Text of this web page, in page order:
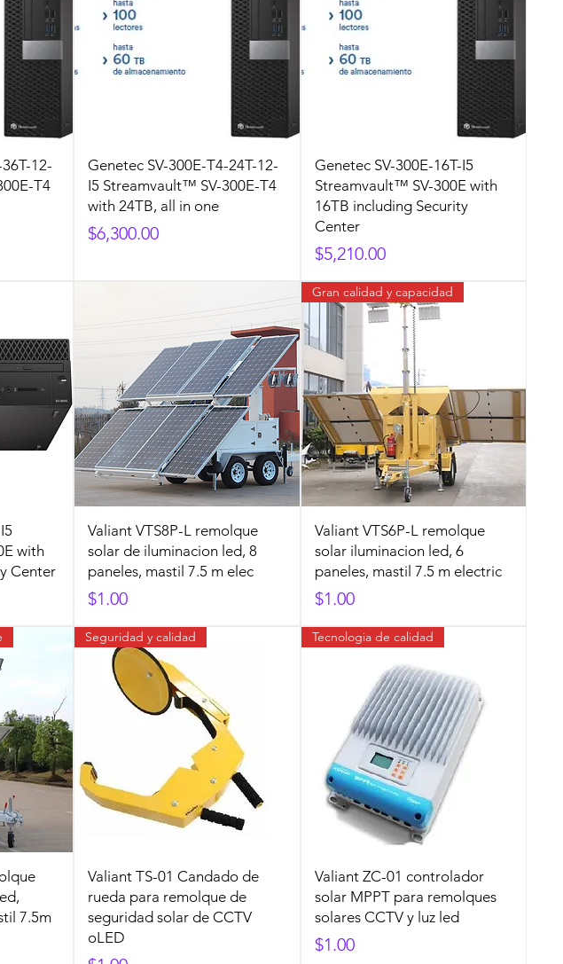
12-
T4
Genetec SV-300E-T4-24T-12-
I5 Streamvault™ SV-300E-T4
with 24TB, all in one
Precio
$6,300.00
Genetec SV-300E-16T-I5
Streamvault™ SV-300E with
16TB including Security
Center
Precio
$5,210.00
with
Center
Valiant VTS8P-L remolque
solar de iluminacion led, 8
paneles, mastil 7.5 m elec
Precio
$1.00
Gran calidad y capacidad
Valiant VTS6P-L remolque
solar iluminacion led, 6
paneles, mastil 7.5 m electric
Precio
$1.00
7.5m
Seguridad y calidad
Valiant TS-01 Candado de
rueda para remolque de
seguridad solar de CCTV
oLED
Tecnologia de calidad
Valiant ZC-01 controlador
solar MPPT para remolques
solares CCTV y luz led
Precio
$1.00